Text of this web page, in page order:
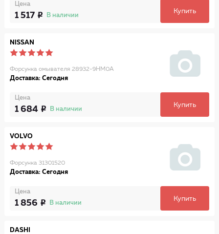
Цена
1 517 В наличии
Купить
NISSAN
Форсунка омывателя 28932-9HM0A
Доставка: Сегодня
Цена
1 684 В наличии
Купить
VOLVO
Форсунка 31301520
Доставка: Сегодня
Цена
1 856 В наличии
Купить
DASHI